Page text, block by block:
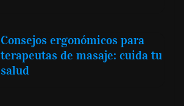
Consejos ergonómicos para
terapeutas de masaje: cuida tu
salud